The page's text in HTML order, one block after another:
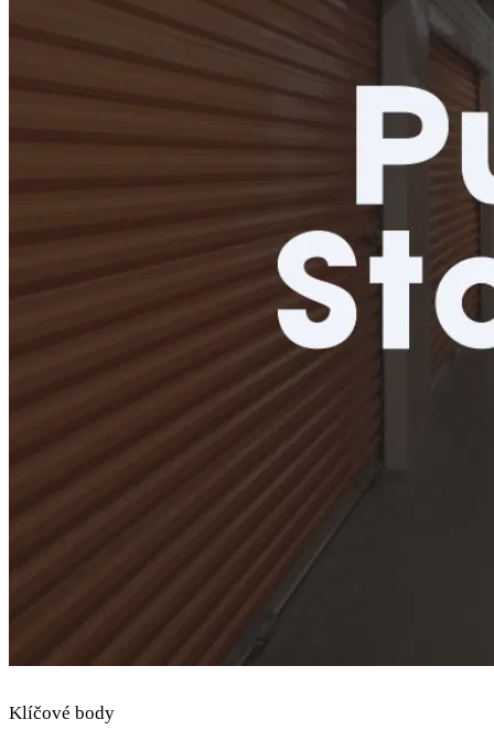
Klíčové body